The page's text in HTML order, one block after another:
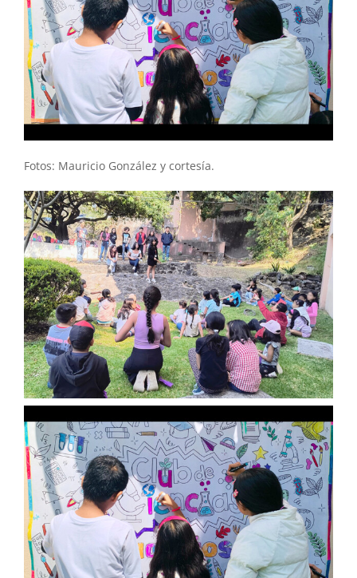
Fotos: Mauricio González y cortesía.